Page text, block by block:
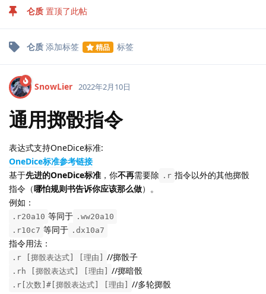
仑质 置顶了此帖
仑质 添加标签 精品 标签
SnowLier 2022年2月10日
通用掷骰指令
表达式支持OneDice标准:
OneDice标准参考链接
基于先进的OneDice标准 ，你不再需要除 .r 指令以外的其他掷骰
指令（哪怕规则书告诉你应该那么做）。
例如：
.r20a10 等同于 .ww20a10
.r10c7 等同于 .dx10a7
指令用法：
.r [掷骰表达式] [理由] //掷骰子
.rh [掷骰表达式] [理由] //掷暗骰
.r[次数]#[掷骰表达式] [理由] //多轮掷骰